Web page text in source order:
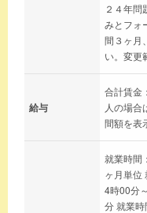
２４年
みとフォ
間３ヶ月
い。変更
給与
合計賃金
人の場
間額を表
就業時間
ヶ月単位
4時00分
分 就業